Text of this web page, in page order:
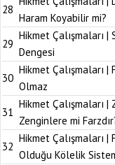
28
Haram Koyabilir mi?
29
Hikmet Çalışmaları |
Dengesi
30
Hikmet Çalışmaları |
Olmaz
31
Hikmet Çalışmaları |
Zenginlere mi
32
Hikmet Çalışmaları |
Olduğu Kölelik